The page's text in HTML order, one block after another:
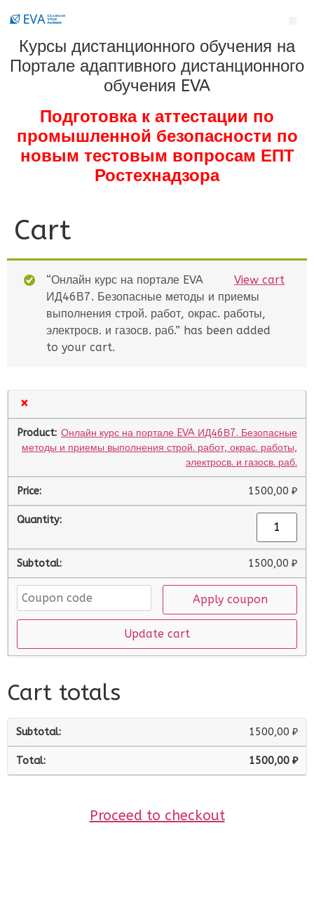
Курсы дистанционного обучения на
Портале адаптивного дистанционного
обучения EVA
Подготовка к аттестации по
промышленной безопасности по
новым тестовым вопросам ЕПТ
Ростехнадзора
Cart
View cart
“Онлайн курс на портале EVA
ИД46В7. Безопасные методы и приемы
выполнения строй. работ, окрас. работы,
электросв. и газосв. раб.” has been added
to your cart.
×
Онлайн курс на портале EVA ИД46В7. Безопасные
методы и приемы выполнения строй. работ, окрас. работы,
электросв. и газосв. раб.
1500,00 ₽
1500,00 ₽
Apply coupon
Update cart
Cart totals
1500,00 ₽
1500,00 ₽
Proceed to checkout